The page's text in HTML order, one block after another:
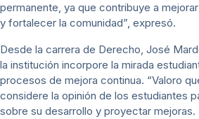
permanente, ya que contribuye a
y fortalecer la comunidad”, expresó.
Desde la carrera de Derecho, José
la institución incorpore la mirada
procesos de mejora continua. “Valoro
considere la opinión de los estudiantes
sobre su desarrollo y proyectar mejoras.